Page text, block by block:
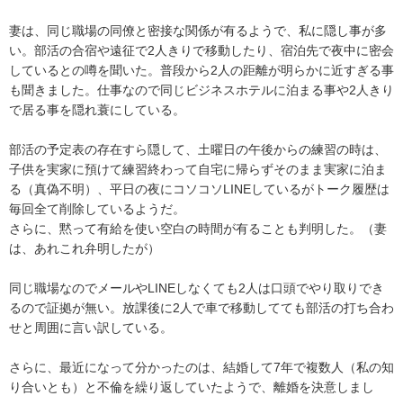
妻は、同じ職場の同僚と密接な関係が有るようで、私に隠し事が多
い。部活の合宿や遠征で2人きりで移動したり、宿泊先で夜中に密会
しているとの噂を聞いた。普段から2人の距離が明らかに近すぎる事
も聞きました。仕事なので同じビジネスホテルに泊まる事や2人きり
で居る事を隠れ蓑にしている。
部活の予定表の存在すら隠して、土曜日の午後からの練習の時は、
子供を実家に預けて練習終わって自宅に帰らずそのまま実家に泊ま
る（真偽不明）、平日の夜にコソコソLINEしているがトーク履歴は
毎回全て削除しているようだ。
さらに、黙って有給を使い空白の時間が有ることも判明した。（妻
は、あれこれ弁明したが）
同じ職場なのでメールやLINEしなくても2人は口頭でやり取りでき
るので証拠が無い。放課後に2人で車で移動してても部活の打ち合わ
せと周囲に言い訳している。
さらに、最近になって分かったのは、結婚して7年で複数人（私の知
り合いとも）と不倫を繰り返していたようで、離婚を決意しまし